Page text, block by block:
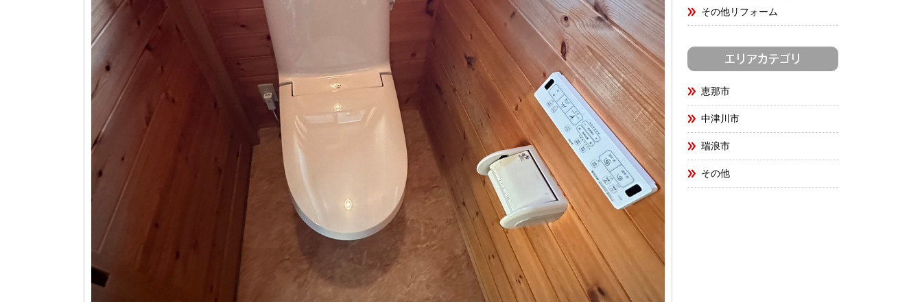
その他リフォーム
エリアカテゴリ
恵那市
中津川市
瑞浪市
その他